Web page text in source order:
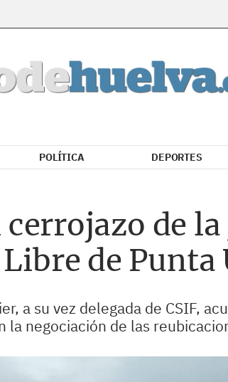
POLÍTICA DEPORTES
de la
de
a su vez delegada de CSIF,
la negociación de las